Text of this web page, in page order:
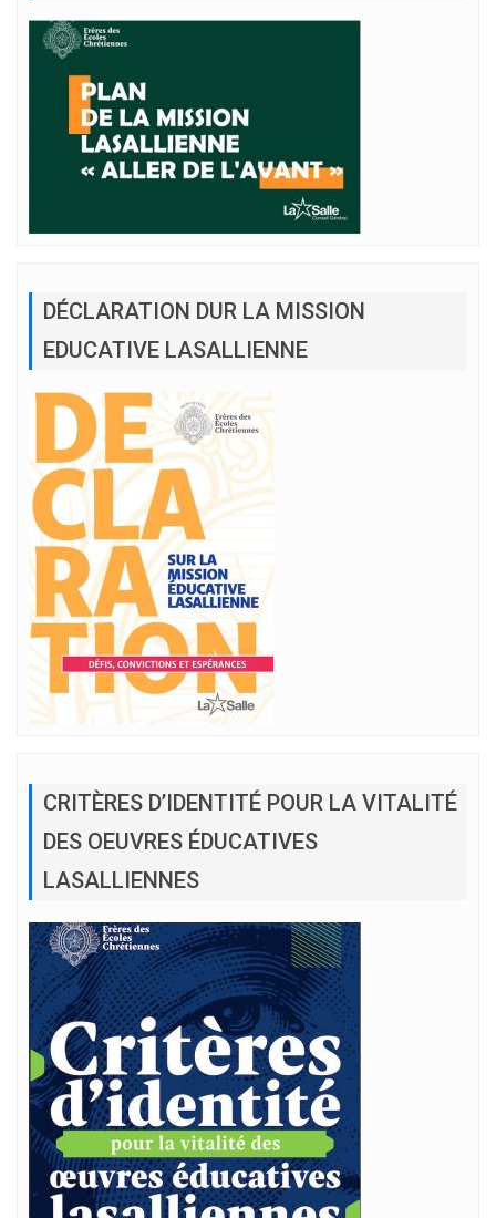
DÉCLARATION DUR LA MISSION
EDUCATIVE LASALLIENNE
CRITÈRES D’IDENTITÉ POUR LA VITALITÉ
DES OEUVRES ÉDUCATIVES
LASALLIENNES